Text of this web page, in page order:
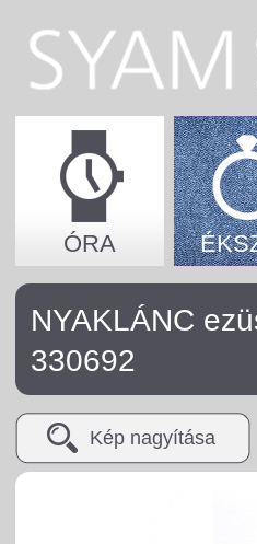
ÓRA
NYAKLÁNC
330692
Kép nagyítása